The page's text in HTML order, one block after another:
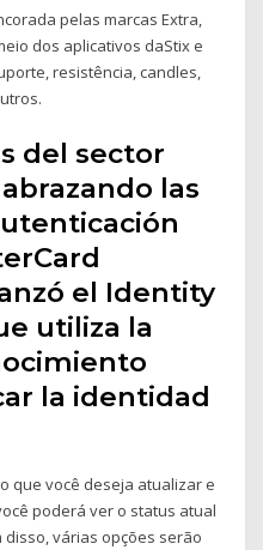
pelas marcas Extra,
dos aplicativos daStix e
resistência, candles,
del sector
las
el Identity
utiliza la
la identidad
que você deseja atualizar e
poderá ver o status atual
disso, várias opções serão